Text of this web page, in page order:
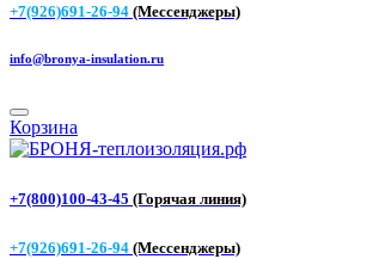
+7(926)691-26-94 (Мессенджеры)
info@bronya-insulation.ru
Корзина
+7(800)100-43-45 (Горячая линия)
+7(926)691-26-94 (Мессенджеры)